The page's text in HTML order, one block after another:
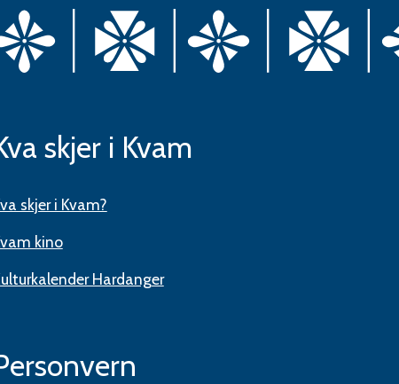
skjer i Kvam
skjer i Kvam?
kino
Hardanger